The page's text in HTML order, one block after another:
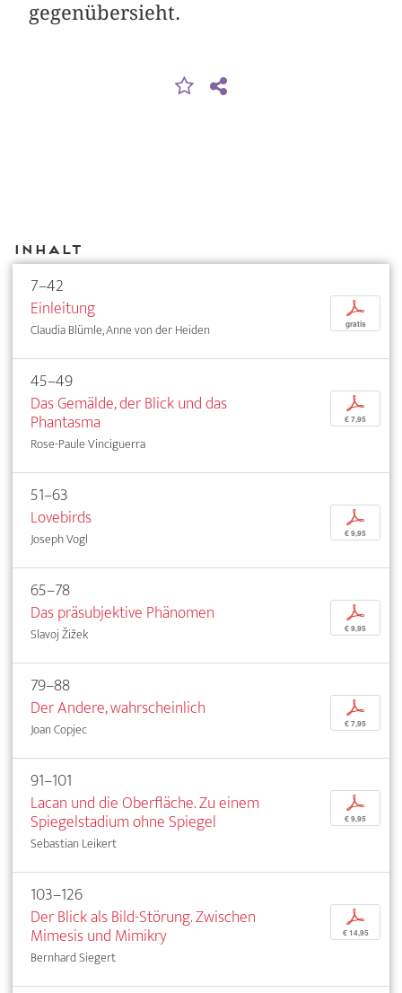
gegenübersieht.
Inhalt
7–42
Einleitung
Claudia Blümle, Anne von der Heiden
p
gratis
45–49
Das Gemälde, der Blick und das
Phantasma
Rose-Paule Vinciguerra
p
€ 7,95
51–63
Lovebirds
Joseph Vogl
p
€ 9,95
65–78
Das präsubjektive Phänomen
Slavoj Žižek
p
€ 9,95
79–88
Der Andere, wahrscheinlich
Joan Copjec
p
€ 7,95
91–101
Lacan und die Oberfläche. Zu einem
Spiegelstadium ohne Spiegel
Sebastian Leikert
p
€ 9,95
103–126
Der Blick als Bild-Störung. Zwischen
Mimesis und Mimikry
Bernhard Siegert
p
€ 14,95